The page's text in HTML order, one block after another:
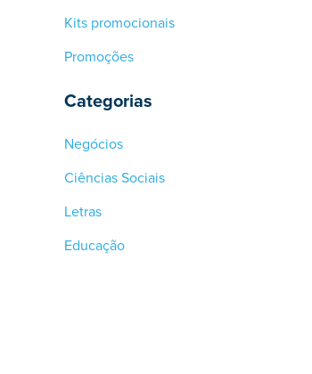
Kits promocionais
Promoções
Categorias
Negócios
Ciências Sociais
Letras
Educação